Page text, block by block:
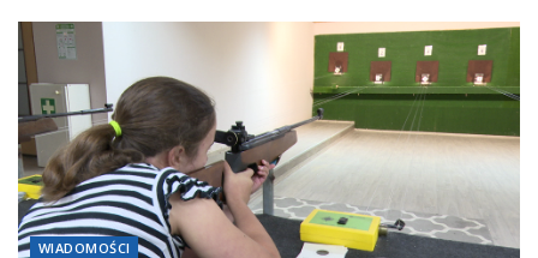
WIADOMOŚCI